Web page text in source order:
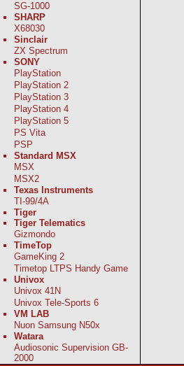
SG-1000
SHARP
X68030
Sinclair
ZX Spectrum
SONY
PlayStation
PlayStation 2
PlayStation 3
PlayStation 4
PlayStation 5
PS Vita
PSP
Standard MSX
MSX
MSX2
Texas Instruments
TI-99/4A
Tiger
Tiger Telematics
Gizmondo
TimeTop
GameKing 2
Timetop LTPS Handy Game
Univox
Univox 41N
Univox Tele-Sports 6
VM LAB
Nuon Samsung N50x
Watara
Audiosonic Supervision GB-
2000